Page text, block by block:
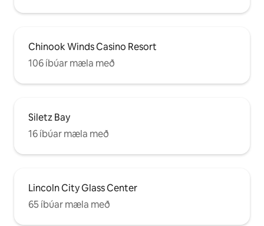
Chinook Winds Casino Resort
106 íbúar mæla með
Siletz Bay
16 íbúar mæla með
Lincoln City Glass Center
65 íbúar mæla með